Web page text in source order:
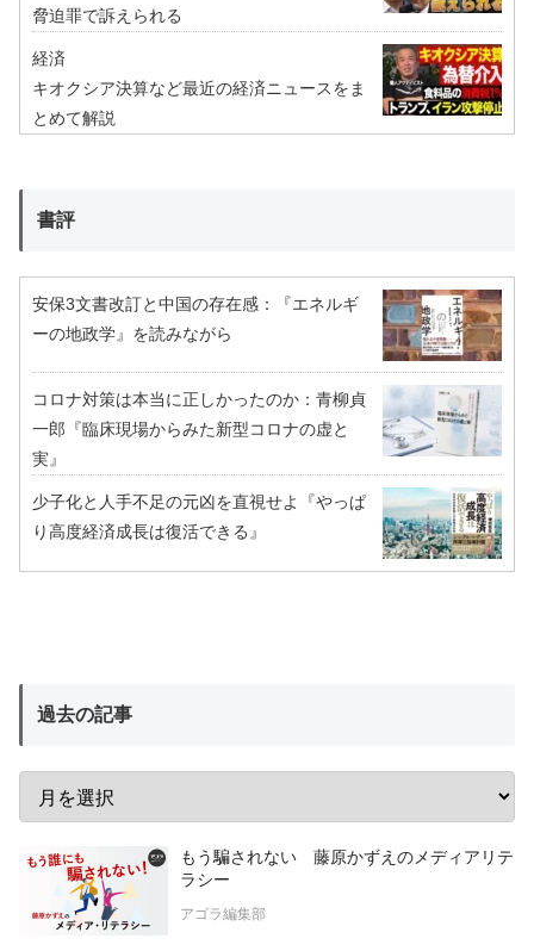
脅迫罪で訴えられる
経済
キオクシア決算など最近の経済ニュースをま
とめて解説
書評
安保3文書改訂と中国の存在感：『エネルギ
ーの地政学』を読みながら
コロナ対策は本当に正しかったのか：青柳貞
一郎『臨床現場からみた新型コロナの虚と
実』
少子化と人手不足の元凶を直視せよ『やっぱ
り高度経済成長は復活できる』
過去の記事
もう騙されない 藤原かずえのメディアリテ
ラシー
アゴラ編集部